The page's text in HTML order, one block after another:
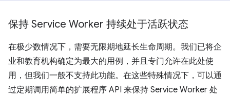
保持 Service Worker 持续处于活跃状态
在极少数情况下，需要无限期地延长生命周期。我们已将企
业和教育机构确定为最大的用例，并且专门允许在此处使
用，但我们一般不支持此功能。在这些特殊情况下，可以通
过定期调用简单的扩展程序 API 来保持 Service Worker 处